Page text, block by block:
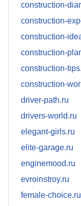
construction-
construction-
construction-
construction-
construction-
construction-
driver-path.ru
drivers-world.ru
elegant-girls.ru
elite-garage.ru
enginemood.ru
evroinstroy.ru
female-choice.ru